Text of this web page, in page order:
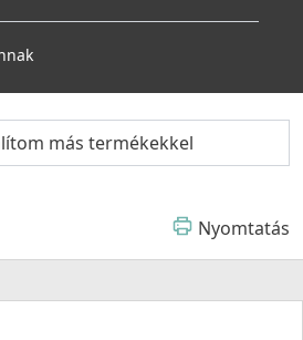
más termékekkel
Nyomtatás